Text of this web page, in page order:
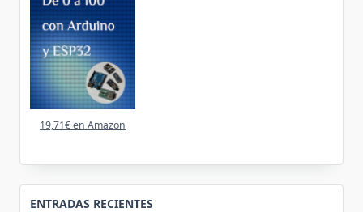
19,71€ en Amazon
ENTRADAS RECIENTES